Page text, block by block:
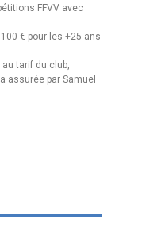
FFVV avec
€ pour les +25 ans
tarif du club,
assurée par Samuel
Lorraine 2008